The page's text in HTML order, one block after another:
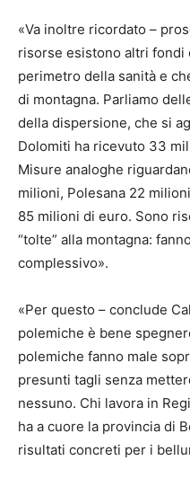
«Va inoltre ricordato –
risorse esistono altri fondi
perimetro della sanità e
di montagna. Parliamo
della dispersione, che si
Dolomiti ha ricevuto 33
Misure analoghe
milioni, Polesana 22
85 milioni di euro. Sono
“tolte” alla montagna:
complessivo».
«Per questo – conclude
polemiche è bene
polemiche fanno male
presunti tagli senza
nessuno. Chi lavora in
ha a cuore la provincia di
risultati concreti per i